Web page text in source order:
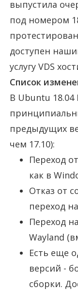
выпустила
под номером
доступен
услугу VDS
Список
В Ubuntu 18.04
предыдущих
чем 17.10):
Переход
как в
Отказ от
переход
Переход
Wayland
Есть еще
версий -
сборки.